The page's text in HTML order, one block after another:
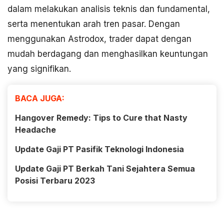
dalam melakukan analisis teknis dan fundamental,
serta menentukan arah tren pasar. Dengan
menggunakan Astrodox, trader dapat dengan
mudah berdagang dan menghasilkan keuntungan
yang signifikan.
BACA JUGA:
Hangover Remedy: Tips to Cure that Nasty
Headache
Update Gaji PT Pasifik Teknologi Indonesia
Update Gaji PT Berkah Tani Sejahtera Semua
Posisi Terbaru 2023